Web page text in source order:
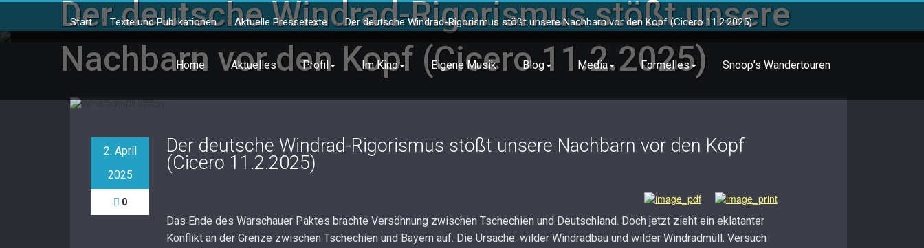
Skip
content
Home Aktuelles Profil Im Kino Eigene Musik Blog Media Formelles Snoop’s Wandertouren
Der deutsche Windrad-Rigorismus stößt unsere
Nachbarn vor den Kopf (Cicero 11.2.2025)
Start/ Texte und Publikationen/ Aktuelle Pressetexte /Der deutsche Windrad-Rigorismus stößt unsere Nachbarn vor den Kopf (Cicero 11.2.2025)
2. April
2025
0
Der deutsche Windrad-Rigorismus stößt unsere Nachbarn vor den Kopf
(Cicero 11.2.2025)
Das Ende des Warschauer Paktes brachte Versöhnung zwischen Tschechien und Deutschland. Doch jetzt zieht ein eklatanter
Konflikt an der Grenze zwischen Tschechien und Bayern auf. Die Ursache: wilder Windradbau und wilder Windradmüll. Versuch